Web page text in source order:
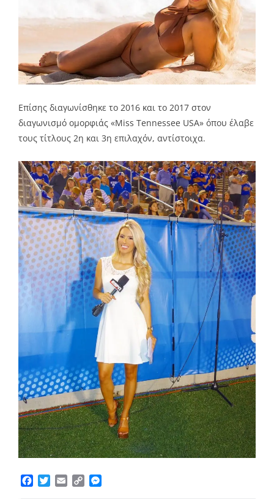
Επίσης διαγωνίσθηκε το 2016 και το 2017 στον
διαγωνισμό ομορφιάς «Miss Tennessee USA» όπου έλαβε
τους τίτλους 2η και 3η επιλαχόν, αντίστοιχα.
Facebook
TwitterEmailCopy